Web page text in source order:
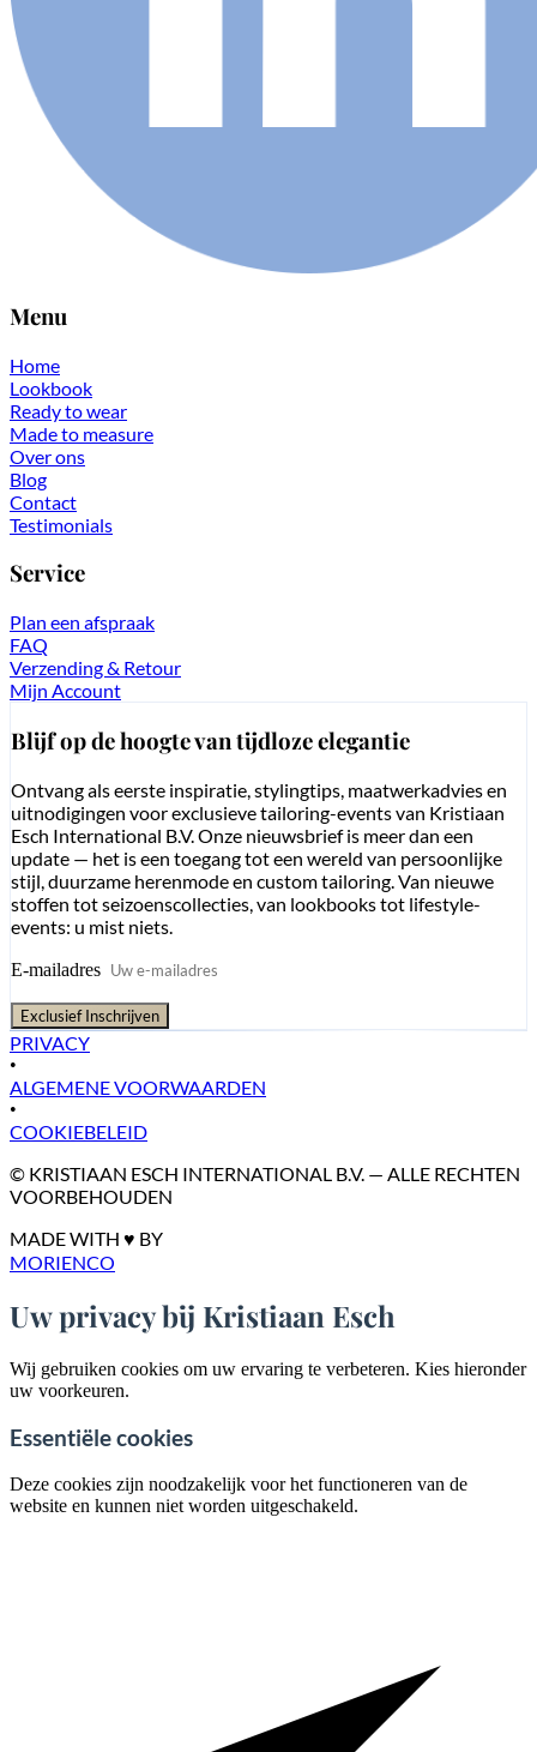
Menu
Home
Lookbook
Ready to wear
Made to measure
Over ons
Blog
Contact
Testimonials
Service
Plan een afspraak
FAQ
Verzending & Retour
Mijn Account
Blijf op de hoogte van tijdloze elegantie
Ontvang als eerste inspiratie, stylingtips, maatwerkadvies en
uitnodigingen voor exclusieve tailoring-events van Kristiaan
Esch International B.V. Onze nieuwsbrief is meer dan een
update — het is een toegang tot een wereld van persoonlijke
stijl, duurzame herenmode en custom tailoring. Van nieuwe
stoffen tot seizoenscollecties, van lookbooks tot lifestyle-
events: u mist niets.
E-mailadres
Exclusief Inschrijven
PRIVACY
•
ALGEMENE VOORWAARDEN
•
COOKIEBELEID
© KRISTIAAN ESCH INTERNATIONAL B.V. — ALLE RECHTEN
VOORBEHOUDEN
MADE WITH ♥ BY
MORIENCO
Uw privacy bij Kristiaan Esch
Wij gebruiken cookies om uw ervaring te verbeteren. Kies hieronder
uw voorkeuren.
Essentiële cookies
Deze cookies zijn noodzakelijk voor het functioneren van de
website en kunnen niet worden uitgeschakeld.